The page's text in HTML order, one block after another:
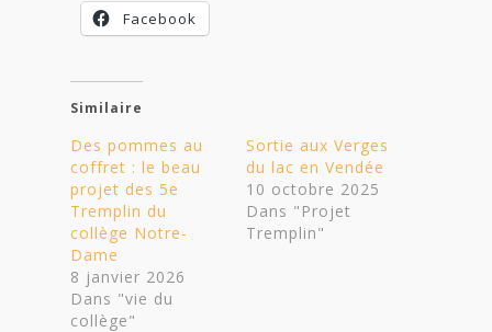
Facebook
Similaire
Des pommes au
coffret : le beau
projet des 5e
Tremplin du
collège Notre-
Dame
8 janvier 2026
Dans "vie du
collège"
Sortie aux Verges
du lac en Vendée
10 octobre 2025
Dans "Projet
Tremplin"